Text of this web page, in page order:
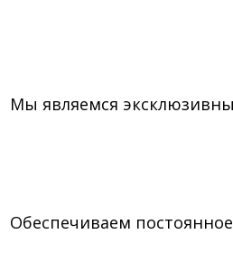
Мы являемся
Обеспечиваем